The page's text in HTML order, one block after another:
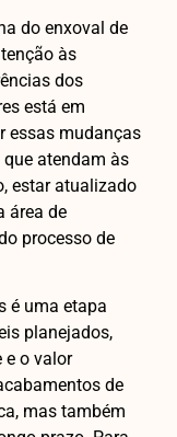
do enxoval de
às
dos
está em
essas mudanças
atendam às
estar atualizado
área de
processo de
é uma etapa
planejados,
e o valor
de
mas também